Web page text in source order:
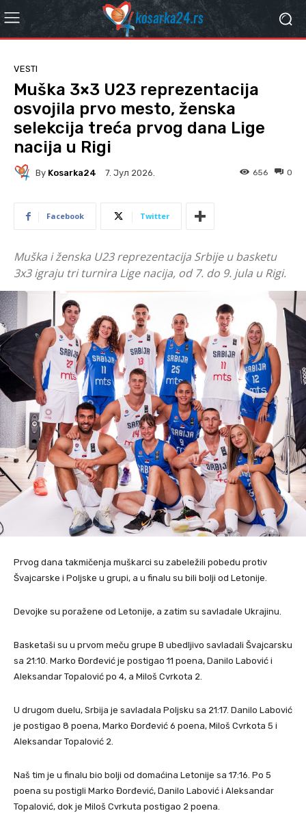
VESTI
Muška 3×3 U23 reprezentacija
osvojila prvo mesto, ženska
selekcija treća prvog dana Lige
nacija u Rigi
By Kosarka24 7. Јул 2026. 0
656
Facebook Twitter
Muška i ženska U23 reprezentacija Srbije u basketu
3x3 igraju tri turnira Lige nacija, od 7. do 9. jula u Rigi.
Prvog dana takmičenja muškarci su zabeležili pobedu protiv
Švajcarske i Poljske u grupi, a u finalu su bili bolji od Letonije.
Devojke su poražene od Letonije, a zatim su savladale Ukrajinu.
Basketaši su u prvom meču grupe B ubedljivo savladali Švajcarsku
sa 21:10. Marko Đorđević je postigao 11 poena, Danilo Labović i
Aleksandar Topalović po 4, a Miloš Cvrkota 2.
U drugom duelu, Srbija je savladala Poljsku sa 21:17. Danilo Labović
je postigao 8 poena, Marko Đorđević 6 poena, Miloš Cvrkota 5 i
Aleksandar Topalović 2.
Naš tim je u finalu bio bolji od domaćina Letonije sa 17:16. Po 5
poena su postigli Marko Đorđević, Danilo Labović i Aleksandar
Topalović, dok je Miloš Cvrkuta postigao 2 poena.